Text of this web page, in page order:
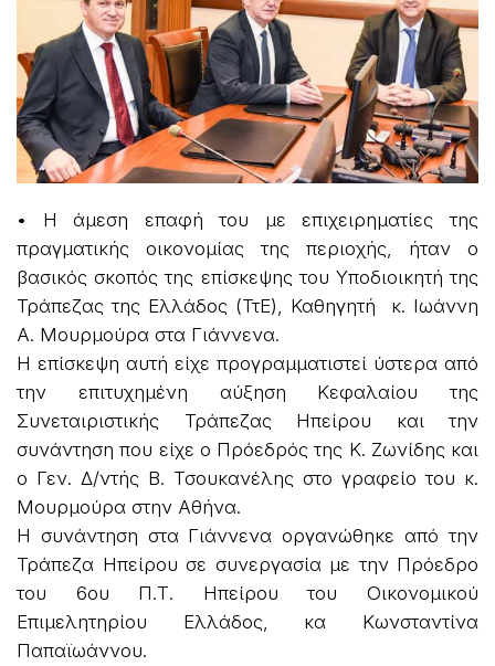
• Η άμεση επαφή του με επιχειρηματίες της
πραγματικής οικονομίας της περιοχής, ήταν ο
βασικός σκοπός της επίσκεψης του Υποδιοικητή της
Τράπεζας της Ελλάδος (ΤτΕ), Καθηγητή κ. Ιωάννη
Α. Μουρμούρα στα Γιάννενα.
Η επίσκεψη αυτή είχε προγραμματιστεί ύστερα από
την επιτυχημένη αύξηση Κεφαλαίου της
Συνεταιριστικής Τράπεζας Ηπείρου και την
συνάντηση που είχε ο Πρόεδρός της Κ. Ζωνίδης και
ο Γεν. Δ/ντής Β. Τσουκανέλης στο γραφείο του κ.
Μουρμούρα στην Αθήνα.
Η συνάντηση στα Γιάννενα οργανώθηκε από την
Τράπεζα Ηπείρου σε συνεργασία με την Πρόεδρο
του 6ου Π.Τ. Ηπείρου του Οικονομικού
Επιμελητηρίου Ελλάδος, κα Κωνσταντίνα
Παπαϊωάννου.